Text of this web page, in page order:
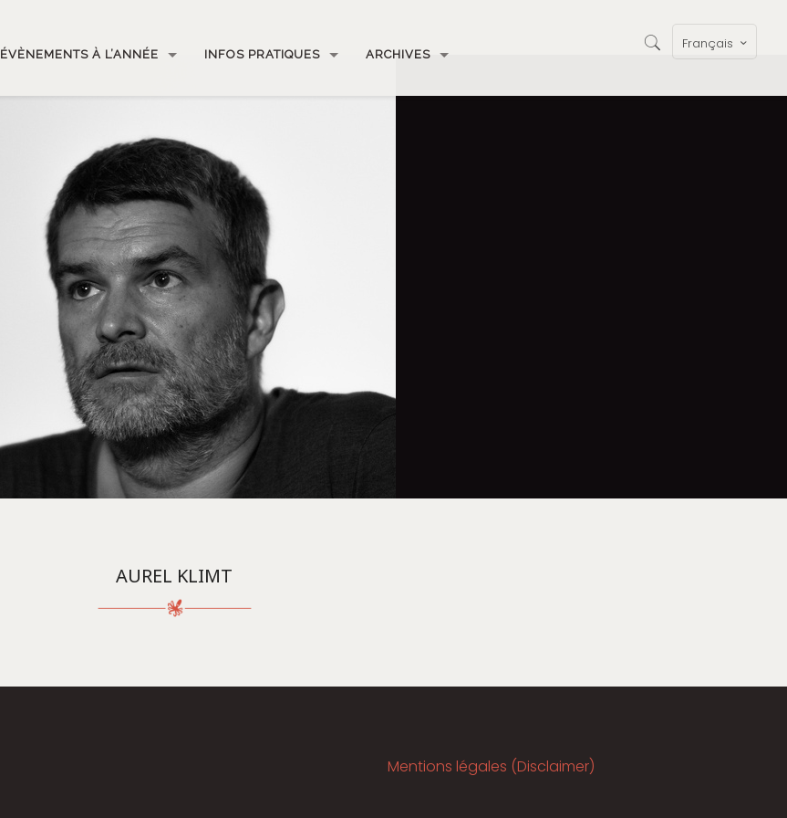
ÉVÈNEMENTS À L’ANNÉE INFOS PRATIQUES ARCHIVES
Français
AUREL KLIMT
Mentions légales (Disclaimer)